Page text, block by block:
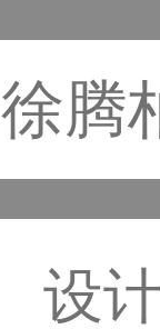
徐腾
设